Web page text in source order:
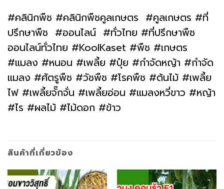
#คลินิกพืช #คลินิกพืชคูลเกษตร #คูลเกษตร #ที่
ปรึกษาพืช #ออนไลน์ #ทั่วไทย #ที่ปรึกษาพืช
ออนไลน์ทั่วไทย #KoolKaset #พืช #เกษตร
#แมลง #หนอน #เพลี้ย #ปุ๋ย #กำจัดหญ้า #กำจัด
แมลง #ศัตรูพืช #วัชพืช #โรคพืช #ต้นไม้ #เพลี้ย
ไฟ #เพลี้ยจั๊กจั่น #เพลี้ยอ่อน #แมลงหวี่ขาว #หญ้า
#ไร #ผลไม้ #ไม้ดอก #ข้าว
สินค้าที่เกี่ยวข้อง